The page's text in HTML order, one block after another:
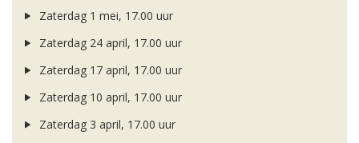
Zaterdag 1 mei, 17.00 uur
Zaterdag 24 april, 17.00 uur
Zaterdag 17 april, 17.00 uur
Zaterdag 10 april, 17.00 uur
Zaterdag 3 april, 17.00 uur